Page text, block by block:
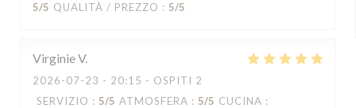
5/5 QUALITÀ / PREZZO : 5/5
VirginieV
2026-07-23 - 20:15 - OSPITI 2
SERVIZIO : 5/5 ATMOSFERA : 5/5 CUCINA :